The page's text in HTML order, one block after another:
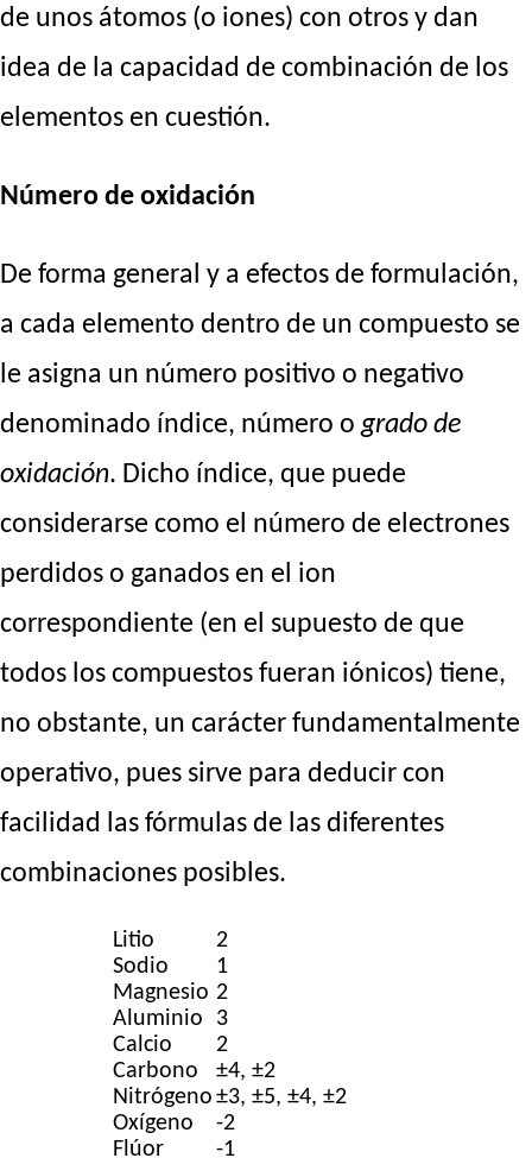
de unos átomos (o iones) con otros y dan
idea de la capacidad de combinación de los
elementos en cuestión.
Número de oxidación
De forma general y a efectos de formulación,
a cada elemento dentro de un compuesto se
le asigna un número positivo o negativo
denominado índice, número ogrado de
oxidación. Dicho índice, que puede
considerarse como el número de electrones
perdidos o ganados en el ion
correspondiente (en el supuesto de que
todos los compuestos fueran iónicos) tiene,
no obstante, un carácter fundamentalmente
operativo, pues sirve para deducir con
facilidad las fórmulas de las diferentes
combinaciones posibles.
Litio
2
Sodio
1
Magnesio 2
Aluminio
3
Calcio
2
Carbono
±4, ±2
Nitrógeno ±3, ±5, ±4, ±2
Oxígeno
-2
Flúor
-1